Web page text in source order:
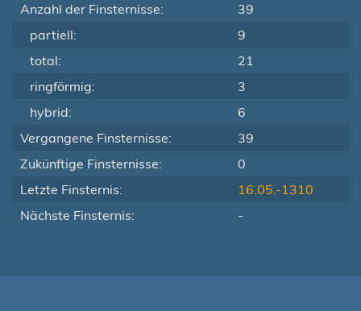
Anzahl der Finsternisse:
39
partiell:
9
total:
21
ringförmig:
3
hybrid:
6
Vergangene Finsternisse:
39
Zukünftige Finsternisse:
0
Letzte Finsternis:
16.05.-1310
Nächste Finsternis:
-